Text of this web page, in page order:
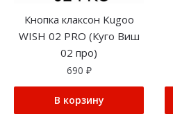
Кнопка клаксон Kugoo
WISH 02 PRO (Куго Виш
02 про)
690 ₽
В корзину